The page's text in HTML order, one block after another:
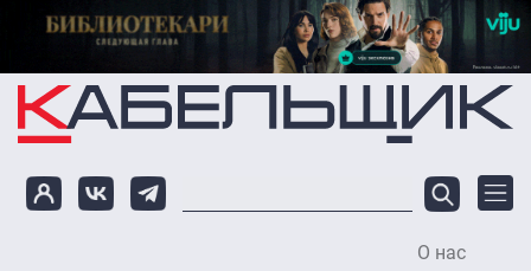
Перейти к основному содержанию
О нас